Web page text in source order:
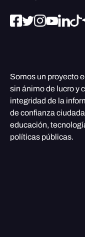
Somos un proyecto
sin ánimo de lucro y
integridad de la
de confianza
educación,
políticas públicas.